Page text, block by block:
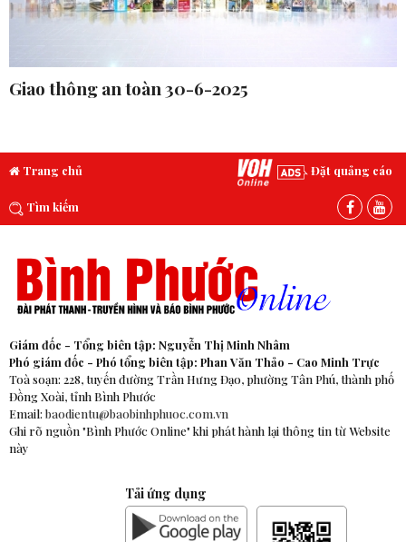
Giao thông an toàn 30-6-2025
Trang chủ Đặt quảng cáo
Tìm kiếm
Giám đốc - Tổng biên tập: Nguyễn Thị Minh Nhâm
Phó giám đốc - Phó tổng biên tập: Phan Văn Thảo - Cao Minh Trực
Toà soạn: 228, tuyến đường Trần Hưng Đạo, phường Tân Phú, thành phố
Đồng Xoài, tỉnh Bình Phước
Email: baodientu@baobinhphuoc.com.vn
Ghi rõ nguồn "Bình Phước Online" khi phát hành lại thông tin từ Website
này
Tải ứng dụng